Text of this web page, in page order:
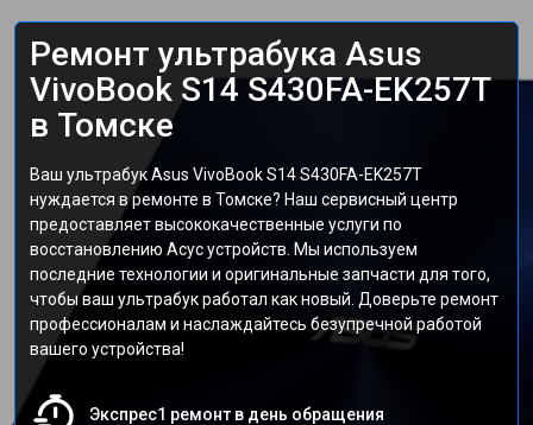
Ремонт ультрабука Asus
VivoBook S14 S430FA-EK257T
в Томске
Ваш ультрабук Asus VivoBook S14 S430FA-EK257T
нуждается в ремонте в Томске? Наш сервисный центр
предоставляет высококачественные услуги по
восстановлению Асус устройств. Мы используем
последние технологии и оригинальные запчасти для того,
чтобы ваш ультрабук работал как новый. Доверьте ремонт
профессионалам и наслаждайтесь безупречной работой
вашего устройства!
Экспрес1 ремонт в день обращения